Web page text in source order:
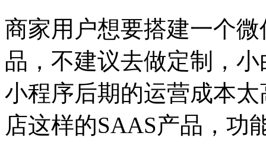
商家用户想要搭建一个
品，不建议去做定制，
小程序后期的运营成本
店这样的SAAS产品，功